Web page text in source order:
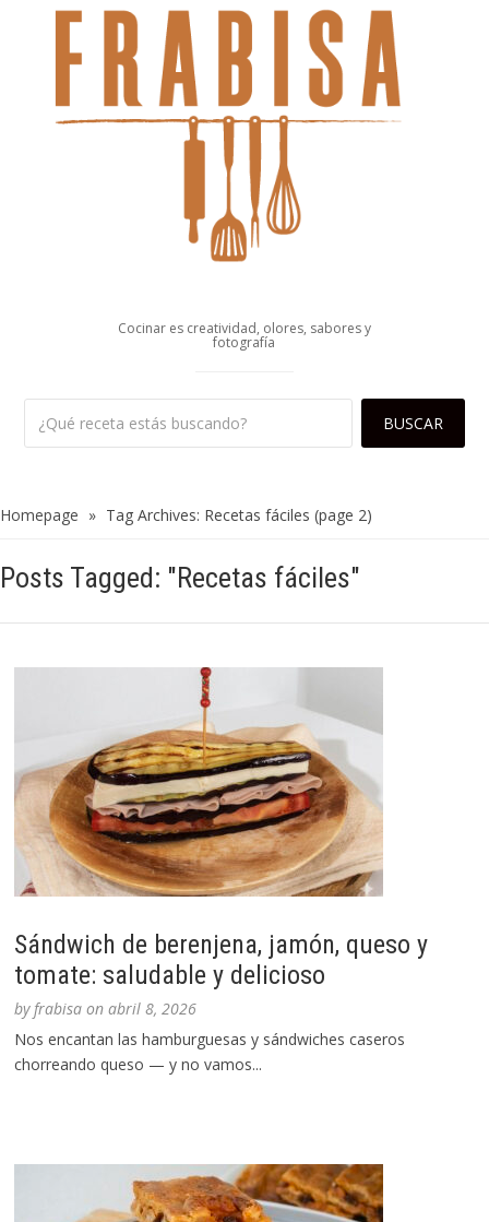
Cocinar es creatividad, olores, sabores y
fotografía
Homepage » Tag Archives: Recetas fáciles (page 2)
Posts Tagged: "Recetas fáciles"
Sándwich de berenjena, jamón, queso y
tomate: saludable y delicioso
byfrabisa onabril 8, 2026
Nos encantan las hamburguesas y sándwiches caseros
chorreando queso — y no vamos...